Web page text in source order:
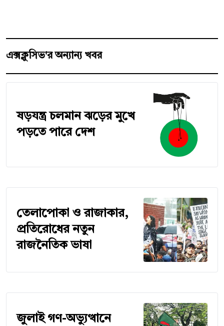
এক্সক্লুসিভ'র অন্যান্য খবর
ষড়যন্ত্র চলমান ঝড়ের মুখে
পড়তে পারে দেশ
তেলাপোকা ও রাজাকার,
প্রতিরোধের নতুন
রাজনৈতিক ভাষা
জুলাই গণ-অভ্যুত্থানে